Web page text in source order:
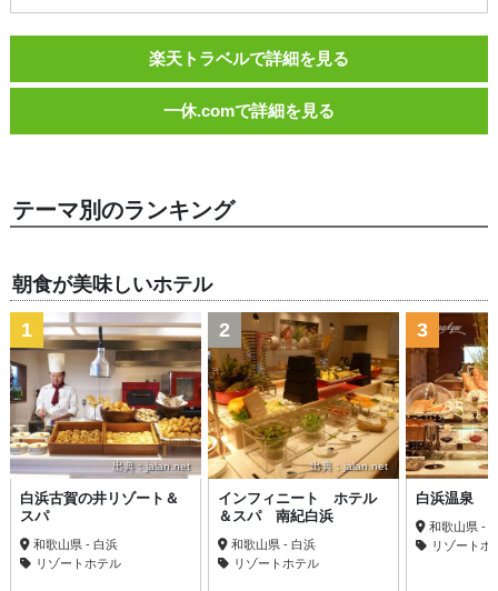
楽天トラベルで詳細を見る
一休.comで詳細を見る
テーマ別のランキング
朝食が美味しいホテル
出典：jalan.net
1
白浜古賀の井リゾート＆
スパ
和歌山県 - 白浜
リゾートホテル
出典：jalan.net
2
インフィニート ホテル
＆スパ 南紀白浜
和歌山県 - 白浜
リゾートホテル
3
白浜温泉
和歌山県 -
リゾートホ